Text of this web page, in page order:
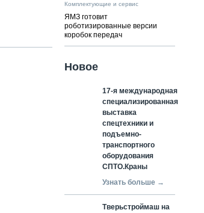
Комплектующие и сервис
ЯМЗ готовит
роботизированные версии
коробок передач
Новое
17-я международная
специализированная
выставка
спецтехники и
подъемно-
транспортного
оборудования
СПТО.Краны
Узнать больше →
Тверьстроймаш на